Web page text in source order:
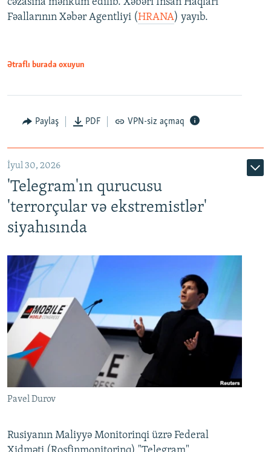
Fəallarının Xəbər Agentliyi (HRANA) yayıb.
Ətraflı burada oxuyun
Paylaş PDF VPN-siz açmaq
İyul 30, 2026
'Telegram'ın qurucusu
'terrorçular və ekstremistlər'
siyahısında
Pavel Durov
Rusiyanın Maliyyə Monitorinqi üzrə Federal